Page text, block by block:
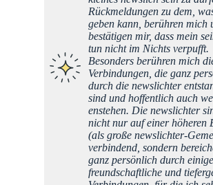
Rückmeldungen zu dem,
geben kann, berühren mich
bestätigen mir, dass mein
tun nicht im Nichts verpufft.
Besonders berühren mich
Verbindungen, die ganz
durch die newslichter
sind und hoffentlich auch
enstehen. Die newslichter
nicht nur auf einer höheren
(als große newslichter-
verbindend, sondern
ganz persönlich durch einige
freundschaftliche und